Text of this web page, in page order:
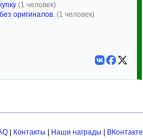
(1 человек)
оригиналов. (1 человек)
| Контакты Наши награды ВКонтакте